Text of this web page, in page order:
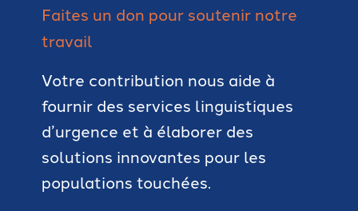
Faites un don pour soutenir notre
travail
Votre contribution nous aide à
fournir des services linguistiques
d’urgence et à élaborer des
solutions innovantes pour les
populations touchées.